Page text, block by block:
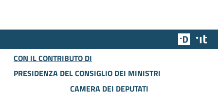
Team
CON IL CONTRIBUTO DI
PRESIDENZA DEL CONSIGLIO DEI MINISTRI
CAMERA DEI DEPUTATI